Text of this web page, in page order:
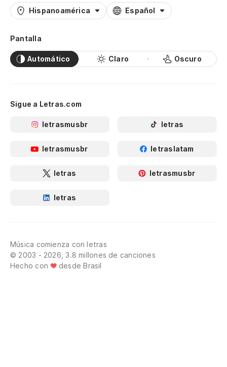
Hispanoamérica Español
Pantalla
Automático Claro Oscuro
Sigue a Letras.com
letrasmusbr letras
letrasmusbr letraslatam
letras letrasmusbr
letras
Música comienza con letras
© 2003 - 2026, 3.8 millones de canciones
Hecho con
desde Brasil